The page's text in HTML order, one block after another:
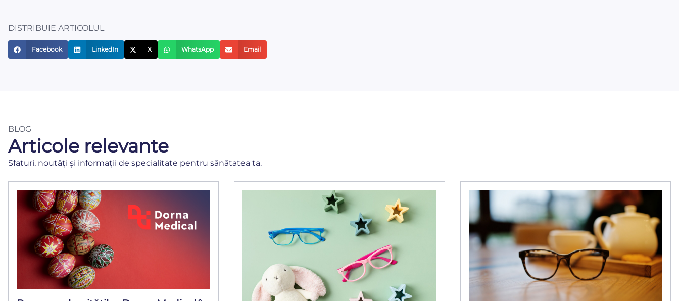
DISTRIBUIE ARTICOLUL
Facebook LinkedIn X WhatsApp Email
BLOG
Articole relevante
Sfaturi, noutăți și informații de specialitate pentru sănătatea ta.